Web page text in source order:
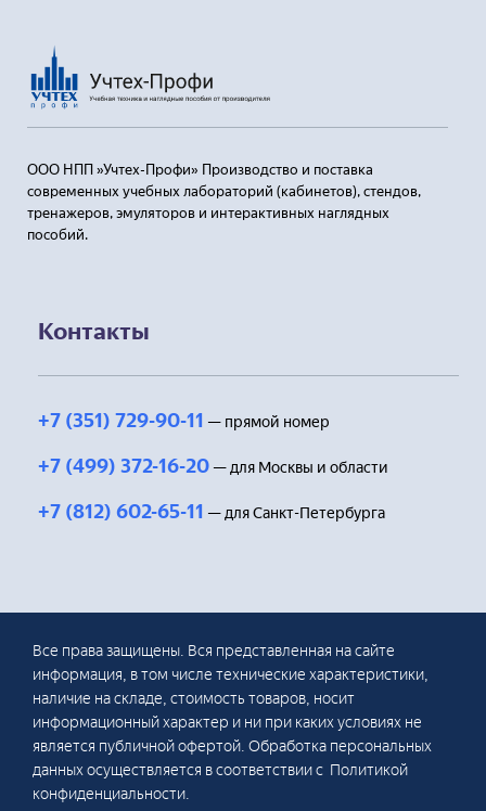
ООО НПП »Учтех-Профи» Производство и поставка
современных учебных лабораторий (кабинетов), стендов,
тренажеров, эмуляторов и интерактивных наглядных
пособий.
Контакты
+7 (351) 729-90-11 — прямой номер
+7 (499) 372-16-20 — для Москвы и области
+7 (812) 602-65-11 — для Санкт-Петербурга
Все права защищены. Вся представленная на сайте
информация, в том числе технические характеристики,
наличие на складе, стоимость товаров, носит
информационный характер и ни при каких условиях не
является публичной офертой. Обработка персональных
данных осуществляется в соответствии с Политикой
конфиденциальности.